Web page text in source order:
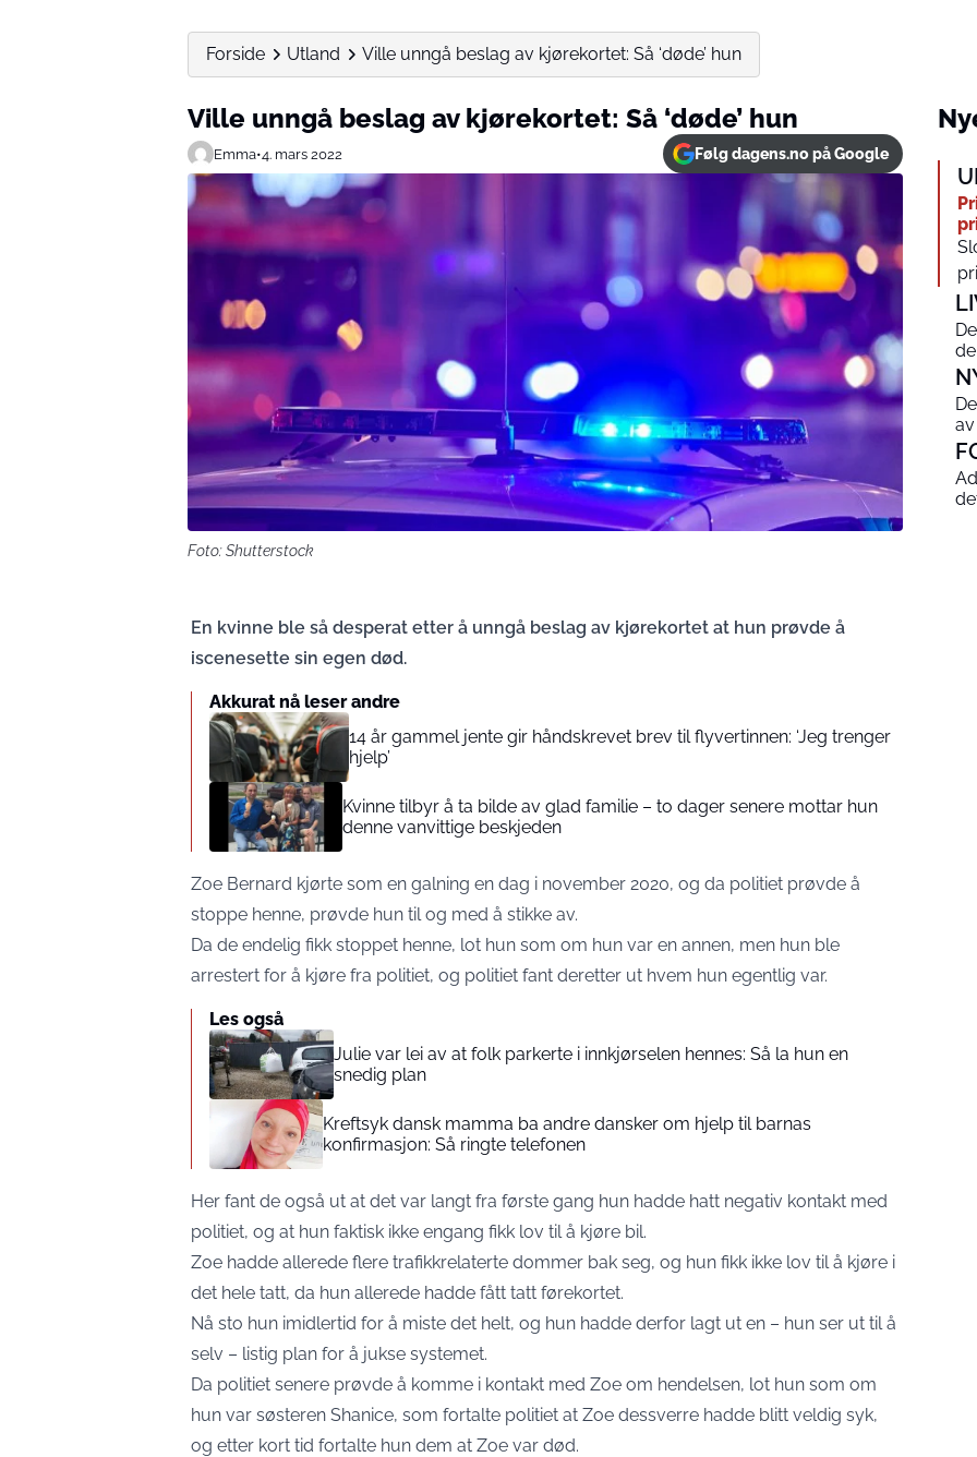
Forside Utland Ville unngå beslag av kjørekortet: Så ‘døde’ hun
Ville unngå beslag av kjørekortet: Så ‘døde’ hun
Emma•4. mars 2022 Følg dagens.no på Google
Foto: Shutterstock
En kvinne ble så desperat etter å unngå beslag av kjørekortet at hun prøvde å
iscenesette sin egen død.
Akkurat nå leser andre
14 år gammel jente gir håndskrevet brev til flyvertinnen: ‘Jeg trenger
hjelp’
Kvinne tilbyr å ta bilde av glad familie – to dager senere mottar hun
denne vanvittige beskjeden
Zoe Bernard kjørte som en galning en dag i november 2020, og da politiet prøvde å
stoppe henne, prøvde hun til og med å stikke av.
Da de endelig fikk stoppet henne, lot hun som om hun var en annen, men hun ble
arrestert for å kjøre fra politiet, og politiet fant deretter ut hvem hun egentlig var.
Les også
Julie var lei av at folk parkerte i innkjørselen hennes: Så la hun en
snedig plan
Kreftsyk dansk mamma ba andre dansker om hjelp til barnas
konfirmasjon: Så ringte telefonen
Her fant de også ut at det var langt fra første gang hun hadde hatt negativ kontakt med
politiet, og at hun faktisk ikke engang fikk lov til å kjøre bil.
Zoe hadde allerede flere trafikkrelaterte dommer bak seg, og hun fikk ikke lov til å kjøre i
det hele tatt, da hun allerede hadde fått tatt førekortet.
Nå sto hun imidlertid for å miste det helt, og hun hadde derfor lagt ut en – hun ser ut til å
selv – listig plan for å jukse systemet.
Da politiet senere prøvde å komme i kontakt med Zoe om hendelsen, lot hun som om
hun var søsteren Shanice, som fortalte politiet at Zoe dessverre hadde blitt veldig syk,
og etter kort tid fortalte hun dem at Zoe var død.